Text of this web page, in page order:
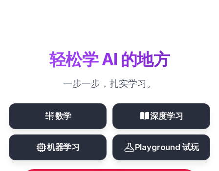
轻松学 AI 的地方
一步一步，扎实学习。
数学 深度学习
机器学习 Playground 试玩